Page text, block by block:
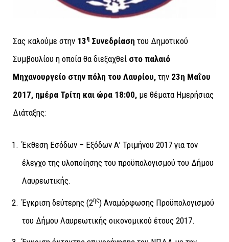
Σας καλούμε στην 13η Συνεδρίαση του Δημοτικού
Συμβουλίου η οποία θα διεξαχθεί στο παλαιό
Μηχανουργείο στην πόλη του Λαυρίου, την 23η Μαΐου
2017, ημέρα Τρίτη και ώρα 18:00, με θέματα Ημερήσιας
Διάταξης:
Έκθεση Εσόδων – Εξόδων Α’ Τριμήνου 2017 για τον
έλεγχο της υλοποίησης του προϋπολογισμού του Δήμου
Λαυρεωτικής.
Έγκριση δεύτερης (2ης) Αναμόρφωσης Προϋπολογισμού
του Δήμου Λαυρεωτικής οικονομικού έτους 2017.